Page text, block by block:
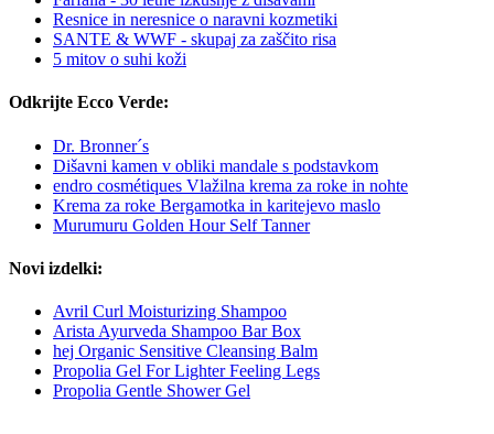
Resnice in neresnice o naravni kozmetiki
SANTE & WWF - skupaj za zaščito risa
5 mitov o suhi koži
Odkrijte Ecco Verde:
Dr. Bronner´s
Dišavni kamen v obliki mandale s podstavkom
endro cosmétiques Vlažilna krema za roke in nohte
Krema za roke Bergamotka in karitejevo maslo
Murumuru Golden Hour Self Tanner
Novi izdelki:
Avril Curl Moisturizing Shampoo
Arista Ayurveda Shampoo Bar Box
hej Organic Sensitive Cleansing Balm
Propolia Gel For Lighter Feeling Legs
Propolia Gentle Shower Gel